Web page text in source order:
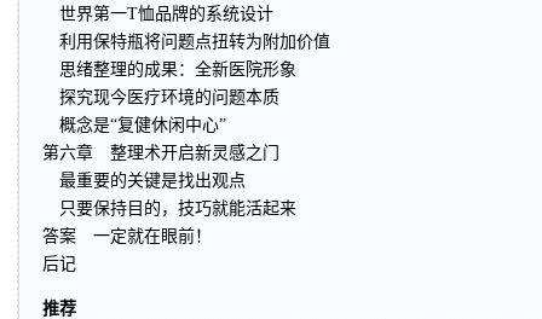
世界第一T恤品牌的系统设计
利用保特瓶将问题点扭转为附加价值
思绪整理的成果：全新医院形象
探究现今医疗环境的问题本质
概念是“复健休闲中心”
第六章 整理术开启新灵感之门
最重要的关键是找出观点
只要保持目的，技巧就能活起来
答案 一定就在眼前！
后记
推荐